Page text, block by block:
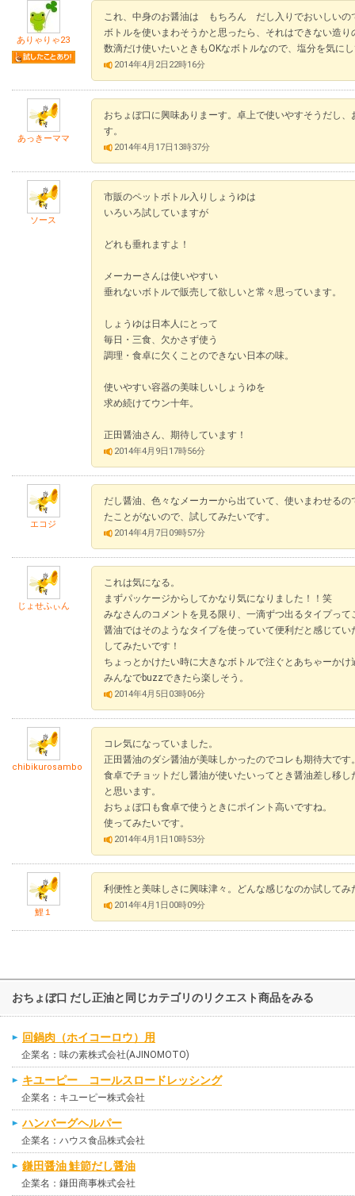
ありゃりゃ23
これ、中身のお醤油は もちろん だし入りでおいしいの
ボトルを使いまわそうかと思ったら、それはできない造り
数滴だけ使いたいときもOKなボトルなので、塩分を気に
2014年4月2日22時16分
あっきーママ
おちょぼ口に興味ありまーす。卓上で使いやすそうだし
す。
2014年4月17日13時37分
ソース
市販のペットボトル入りしょうゆは
いろいろ試していますが
どれも垂れますよ！
メーカーさんは使いやすい
垂れないボトルで販売して欲しいと常々思っています。
しょうゆは日本人にとって
毎日・三食、欠かさず使う
調理・食卓に欠くことのできない日本の味。
使いやすい容器の美味しいしょうゆを
求め続けてウン十年。
正田醤油さん、期待しています！
2014年4月9日17時56分
エコジ
だし醤油、色々なメーカーから出ていて、使いまわせる
たことがないので、試してみたいです。
2014年4月7日09時57分
じょせふぃん
これは気になる。
まずパッケージからしてかなり気になりました！！笑
みなさんのコメントを見る限り、一滴ずつ出るタイプって
醤油ではそのようなタイプを使っていて便利だと感じて
してみたいです！
ちょっとかけたい時に大きなボトルで注ぐとあちゃーか
みんなでbuzzできたら楽しそう。
2014年4月5日03時06分
chibikurosambo
コレ気になっていました。
正田醤油のダシ醤油が美味しかったのでコレも期待大です
食卓でチョットだし醤油が使いたいってとき醤油差し移
と思います。
おちょぼ口も食卓で使うときにポイント高いですね。
使ってみたいです。
2014年4月1日10時53分
鯉１
利便性と美味しさに興味津々。どんな感じなのか試してみ
2014年4月1日00時09分
おちょぼ口 だし正油と同じカテゴリのリクエスト商品をみる
回鍋肉（ホイコーロウ）用
企業名：味の素株式会社(AJINOMOTO)
キユーピー コールスロードレッシング
企業名：キユーピー株式会社
ハンバーグヘルパー
企業名：ハウス食品株式会社
鎌田醤油 鮭節だし醤油
企業名：鎌田商事株式会社